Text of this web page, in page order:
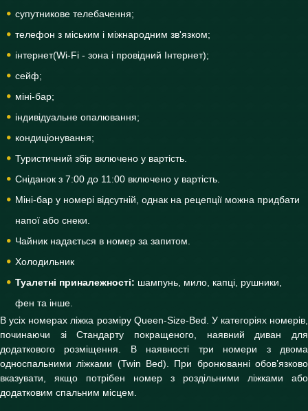
супутникове телебачення;
телефон з міським і міжнародним зв'язком;
інтернет(Wi-Fi - зона і провідний Інтернет);
сейф;
міні-бар;
індивідуальне опалювання;
кондиціонування;
Туристичний збір включено у вартість.
Сніданок з 7:00 до 11:00 включено у вартість.
Міні-бар у номері відсутній, однак на рецепції можна придбати
напої або снеки.
Чайник надається в номер за запитом.
Холодильник
Туалетні приналежності: шампунь, мило, капці, рушники,
фен та інше.
В усіх номерах ліжка розміру Queen-Size-Bed. У категоріях номерів,
починаючи зі Стандарту покращеного, наявний диван для
додаткового розміщення. В наявності три номери з двома
односпальними ліжками (Twin Bed). При бронюванні обов’язково
вказувати, якщо потрібен номер з роздільними ліжками або
додатковим спальним місцем.